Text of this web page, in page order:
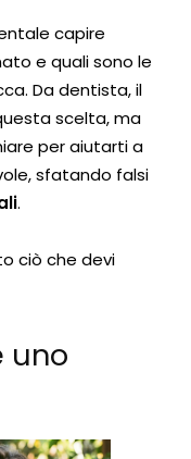
capire
e quali sono le
Da dentista, il
scelta, ma
per aiutarti a
sfatando falsi
.
ciò che devi
uno